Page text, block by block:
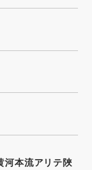
河本流アリテ陜